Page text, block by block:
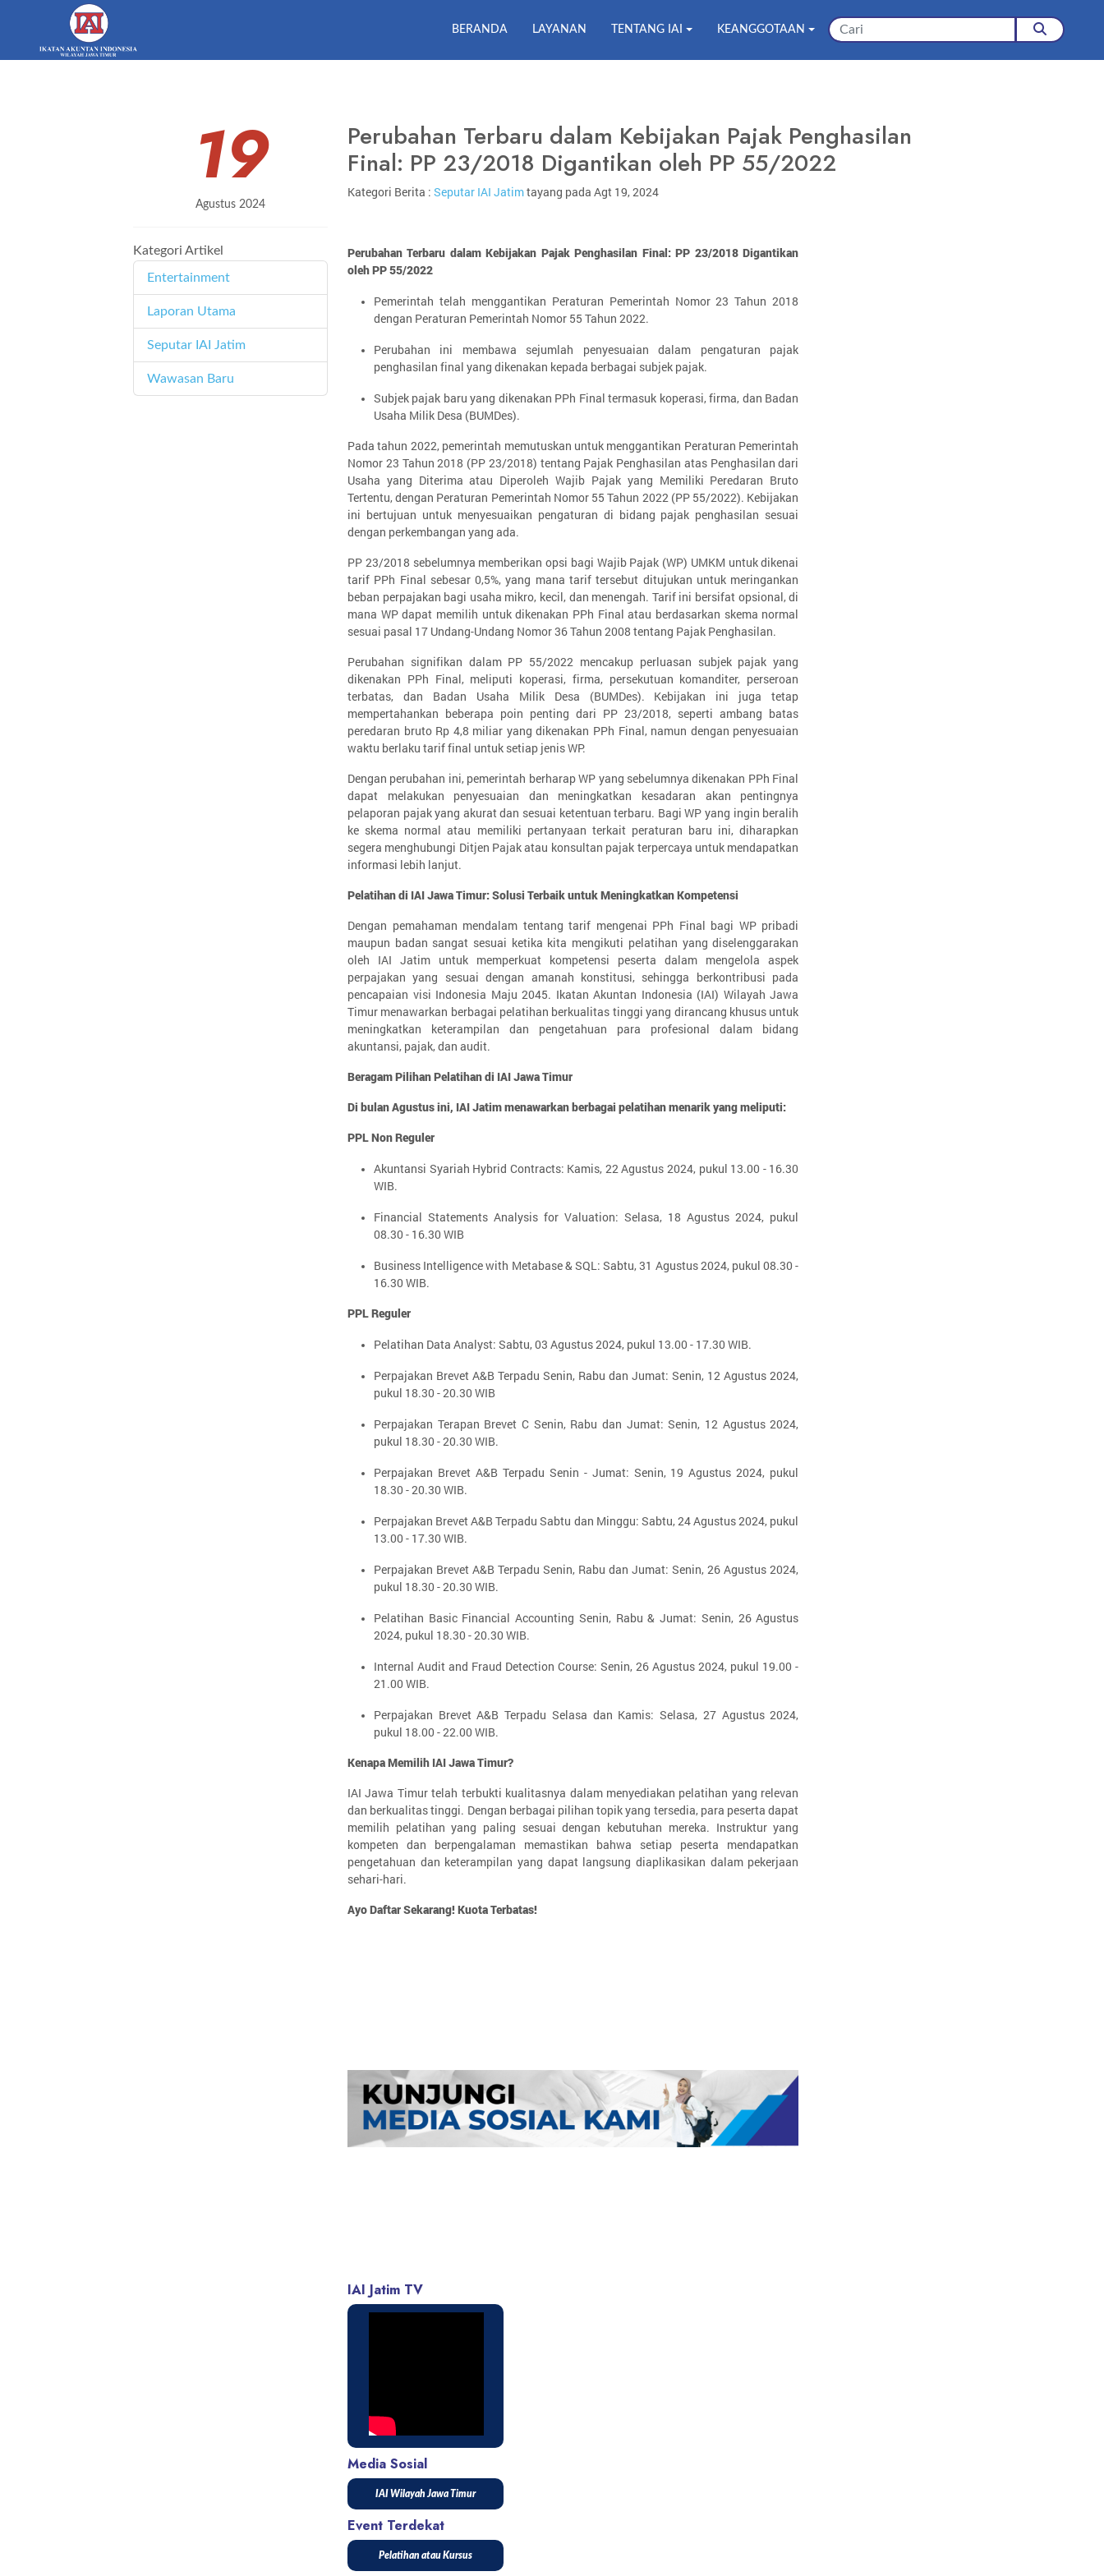
BERANDA LAYANAN TENTANG IAI KEANGGOTAAN
19
Agustus 2024
Kategori Artikel
Entertainment
Laporan Utama
Seputar IAI Jatim
Wawasan Baru
Perubahan Terbaru dalam Kebijakan Pajak Penghasilan
Final: PP 23/2018 Digantikan oleh PP 55/2022
Kategori Berita : Seputar IAI Jatimtayang pada Agt 19, 2024
Perubahan Terbaru dalam Kebijakan Pajak Penghasilan Final: PP 23/2018 Digantikan
oleh PP 55/2022
Pemerintah telah menggantikan Peraturan Pemerintah Nomor 23 Tahun 2018
dengan Peraturan Pemerintah Nomor 55 Tahun 2022.
Perubahan ini membawa sejumlah penyesuaian dalam pengaturan pajak
penghasilan final yang dikenakan kepada berbagai subjek pajak.
Subjek pajak baru yang dikenakan PPh Final termasuk koperasi, firma, dan Badan
Usaha Milik Desa (BUMDes).
Pada tahun 2022, pemerintah memutuskan untuk menggantikan Peraturan Pemerintah
Nomor 23 Tahun 2018 (PP 23/2018) tentang Pajak Penghasilan atas Penghasilan dari
Usaha yang Diterima atau Diperoleh Wajib Pajak yang Memiliki Peredaran Bruto
Tertentu, dengan Peraturan Pemerintah Nomor 55 Tahun 2022 (PP 55/2022). Kebijakan
ini bertujuan untuk menyesuaikan pengaturan di bidang pajak penghasilan sesuai
dengan perkembangan yang ada.
PP 23/2018 sebelumnya memberikan opsi bagi Wajib Pajak (WP) UMKM untuk dikenai
tarif PPh Final sebesar 0,5%, yang mana tarif tersebut ditujukan untuk meringankan
beban perpajakan bagi usaha mikro, kecil, dan menengah. Tarif ini bersifat opsional, di
mana WP dapat memilih untuk dikenakan PPh Final atau berdasarkan skema normal
sesuai pasal 17 Undang-Undang Nomor 36 Tahun 2008 tentang Pajak Penghasilan.
Perubahan signifikan dalam PP 55/2022 mencakup perluasan subjek pajak yang
dikenakan PPh Final, meliputi koperasi, firma, persekutuan komanditer, perseroan
terbatas, dan Badan Usaha Milik Desa (BUMDes). Kebijakan ini juga tetap
mempertahankan beberapa poin penting dari PP 23/2018, seperti ambang batas
peredaran bruto Rp 4,8 miliar yang dikenakan PPh Final, namun dengan penyesuaian
waktu berlaku tarif final untuk setiap jenis WP.
Dengan perubahan ini, pemerintah berharap WP yang sebelumnya dikenakan PPh Final
dapat melakukan penyesuaian dan meningkatkan kesadaran akan pentingnya
pelaporan pajak yang akurat dan sesuai ketentuan terbaru. Bagi WP yang ingin beralih
ke skema normal atau memiliki pertanyaan terkait peraturan baru ini, diharapkan
segera menghubungi Ditjen Pajak atau konsultan pajak terpercaya untuk mendapatkan
informasi lebih lanjut.
Pelatihan di IAI Jawa Timur: Solusi Terbaik untuk Meningkatkan Kompetensi
Dengan pemahaman mendalam tentang tarif mengenai PPh Final bagi WP pribadi
maupun badan sangat sesuai ketika kita mengikuti pelatihan yang diselenggarakan
oleh IAI Jatim untuk memperkuat kompetensi peserta dalam mengelola aspek
perpajakan yang sesuai dengan amanah konstitusi, sehingga berkontribusi pada
pencapaian visi Indonesia Maju 2045. Ikatan Akuntan Indonesia (IAI) Wilayah Jawa
Timur menawarkan berbagai pelatihan berkualitas tinggi yang dirancang khusus untuk
meningkatkan keterampilan dan pengetahuan para profesional dalam bidang
akuntansi, pajak, dan audit.
Beragam Pilihan Pelatihan di IAI Jawa Timur
Di bulan Agustus ini, IAI Jatim menawarkan berbagai pelatihan menarik yang meliputi:
PPL Non Reguler
Akuntansi Syariah Hybrid Contracts: Kamis, 22 Agustus 2024, pukul 13.00 - 16.30
WIB.
Financial Statements Analysis for Valuation: Selasa, 18 Agustus 2024, pukul
08.30 - 16.30 WIB
Business Intelligence with Metabase & SQL: Sabtu, 31 Agustus 2024, pukul 08.30 -
16.30 WIB.
PPL Reguler
Pelatihan Data Analyst: Sabtu, 03 Agustus 2024, pukul 13.00 - 17.30 WIB.
Perpajakan Brevet A&B Terpadu Senin, Rabu dan Jumat: Senin, 12 Agustus 2024,
pukul 18.30 - 20.30 WIB
Perpajakan Terapan Brevet C Senin, Rabu dan Jumat: Senin, 12 Agustus 2024,
pukul 18.30 - 20.30 WIB.
Perpajakan Brevet A&B Terpadu Senin - Jumat: Senin, 19 Agustus 2024, pukul
18.30 - 20.30 WIB.
Perpajakan Brevet A&B Terpadu Sabtu dan Minggu: Sabtu, 24 Agustus 2024, pukul
13.00 - 17.30 WIB.
Perpajakan Brevet A&B Terpadu Senin, Rabu dan Jumat: Senin, 26 Agustus 2024,
pukul 18.30 - 20.30 WIB.
Pelatihan Basic Financial Accounting Senin, Rabu & Jumat: Senin, 26 Agustus
2024, pukul 18.30 - 20.30 WIB.
Internal Audit and Fraud Detection Course: Senin, 26 Agustus 2024, pukul 19.00 -
21.00 WIB.
Perpajakan Brevet A&B Terpadu Selasa dan Kamis: Selasa, 27 Agustus 2024,
pukul 18.00 - 22.00 WIB.
Kenapa Memilih IAI Jawa Timur?
IAI Jawa Timur telah terbukti kualitasnya dalam menyediakan pelatihan yang relevan
dan berkualitas tinggi. Dengan berbagai pilihan topik yang tersedia, para peserta dapat
memilih pelatihan yang paling sesuai dengan kebutuhan mereka. Instruktur yang
kompeten dan berpengalaman memastikan bahwa setiap peserta mendapatkan
pengetahuan dan keterampilan yang dapat langsung diaplikasikan dalam pekerjaan
sehari-hari.
Ayo Daftar Sekarang! Kuota Terbatas!
IAI Jatim TV
Media Sosial
IAI Wilayah Jawa Timur
Event Terdekat
Pelatihan atau Kursus